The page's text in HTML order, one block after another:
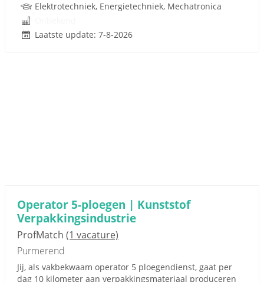
Elektrotechniek, Energietechniek, Mechatronica
Laatste update: 7-8-2026
Operator 5-ploegen | Kunststof
Verpakkingsindustrie
ProfMatch (1 vacature)
Purmerend
Jij, als vakbekwaam operator 5 ploegendienst, gaat per
dag 10 kilometer aan verpakkingsmateriaal produceren